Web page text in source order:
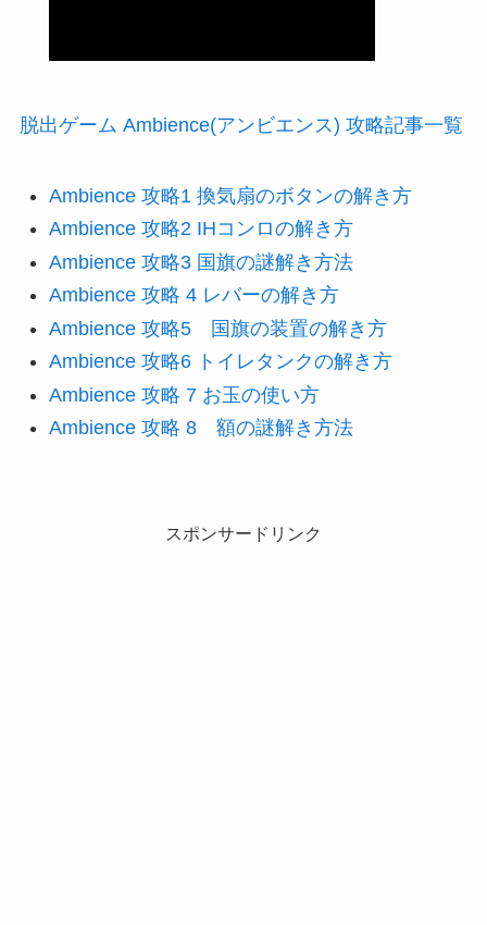
脱出ゲーム Ambience(アンビエンス) 攻略記事一覧
Ambience 攻略1 換気扇のボタンの解き方
Ambience 攻略2 IHコンロの解き方
Ambience 攻略3 国旗の謎解き方法
Ambience 攻略 4 レバーの解き方
Ambience 攻略5 国旗の装置の解き方
Ambience 攻略6 トイレタンクの解き方
Ambience 攻略 7 お玉の使い方
Ambience 攻略 8 額の謎解き方法
スポンサードリンク